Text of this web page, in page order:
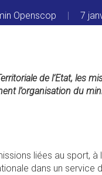
Openscop 7
de l’Etat, les
l’organisation du
liées au sport,
dans un service